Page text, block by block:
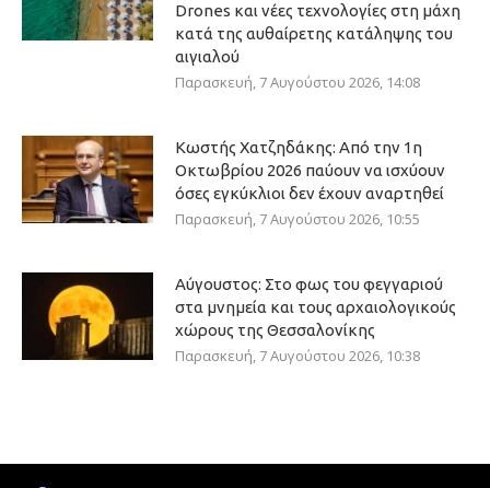
Drones και νέες τεχνολογίες στη μάχη
κατά της αυθαίρετης κατάληψης του
αιγιαλού
Παρασκευή, 7 Αυγούστου 2026, 14:08
Κωστής Χατζηδάκης: Από την 1η
Οκτωβρίου 2026 παύουν να ισχύουν
όσες εγκύκλιοι δεν έχουν αναρτηθεί
Παρασκευή, 7 Αυγούστου 2026, 10:55
Αύγουστος: Στο φως του φεγγαριού
στα μνημεία και τους αρχαιολογικούς
χώρους της Θεσσαλονίκης
Παρασκευή, 7 Αυγούστου 2026, 10:38